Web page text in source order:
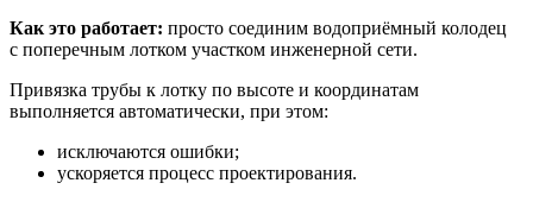
Как это работает: просто соединим водоприёмный колодец
с поперечным лотком участком инженерной сети.
Привязка трубы к лотку по высоте и координатам
выполняется автоматически, при этом:
исключаются ошибки;
ускоряется процесс проектирования.